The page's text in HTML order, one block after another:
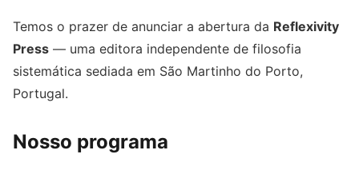
Temos o prazer de anunciar a abertura da Reflexivity
Press — uma editora independente de filosofia
sistemática sediada em São Martinho do Porto,
Portugal.
Nosso programa